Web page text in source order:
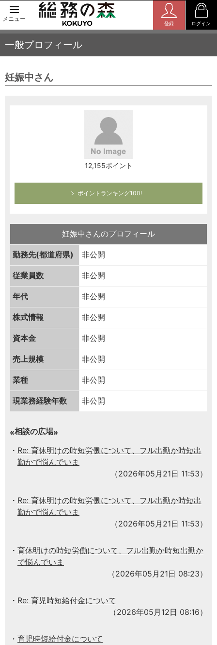
メニュー
登録 ログイン
一般プロフィール
妊娠中さん
12,155ポイント
ポイントランキング100!
妊娠中さんのプロフィール
勤務先(都道府県) 非公開
従業員数 非公開
年代 非公開
株式情報 非公開
資本金 非公開
売上規模 非公開
業種 非公開
現業務経験年数 非公開
相談の広場
Re: 育休明けの時短労働について、フル出勤か時短出
勤かで悩んでいま
（2026年05月21日 11:53）
Re: 育休明けの時短労働について、フル出勤か時短出
勤かで悩んでいま
（2026年05月21日 11:53）
育休明けの時短労働について、フル出勤か時短出勤か
で悩んでいま
（2026年05月21日 08:23）
Re: 育児時短給付金について
（2026年05月12日 08:16）
育児時短給付金について